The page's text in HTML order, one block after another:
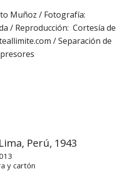
Muñoz / Fotografía:
/ Reproducción: Cortesía de
/ Separación de
Perú, 1943
y cartón